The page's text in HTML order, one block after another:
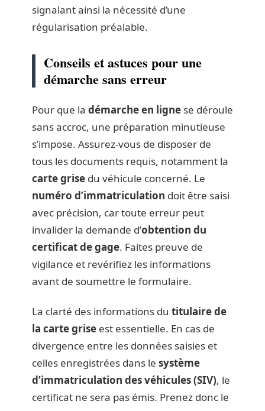
signalant ainsi la nécessité d’une
régularisation préalable.
Conseils et astuces pour une
démarche sans erreur
Pour que la démarche en ligne se déroule
sans accroc, une préparation minutieuse
s’impose. Assurez-vous de disposer de
tous les documents requis, notamment la
carte grise du véhicule concerné. Le
numéro d’immatriculation doit être saisi
avec précision, car toute erreur peut
invalider la demande d’obtention du
certificat de gage. Faites preuve de
vigilance et revérifiez les informations
avant de soumettre le formulaire.
La clarté des informations du titulaire de
la carte grise est essentielle. En cas de
divergence entre les données saisies et
celles enregistrées dans le système
d’immatriculation des véhicules (SIV), le
certificat ne sera pas émis. Prenez donc le